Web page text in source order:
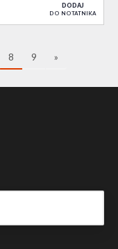
DODAJ
DO NOTATNIKA
8 9 »